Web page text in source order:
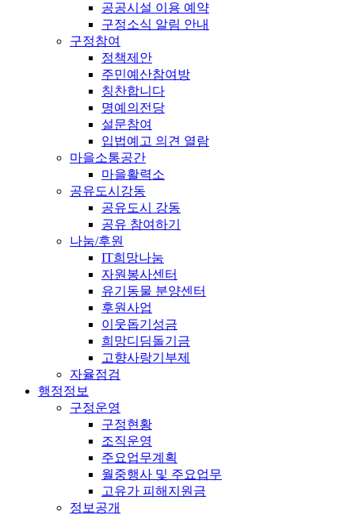
공공시설 이용 예약
구정소식 알림 안내
구정참여
정책제안
주민예산참여방
칭찬합니다
명예의전당
설문참여
입법예고 의견 열람
마을소통공간
마을활력소
공유도시강동
공유도시 강동
공유 참여하기
나눔/후원
IT희망나눔
자원봉사센터
유기동물 분양센터
후원사업
이웃돕기성금
희망디딤돌기금
고향사랑기부제
자율점검
행정정보
구정운영
구정현황
조직운영
주요업무계획
월중행사 및 주요업무
고유가 피해지원금
정보공개